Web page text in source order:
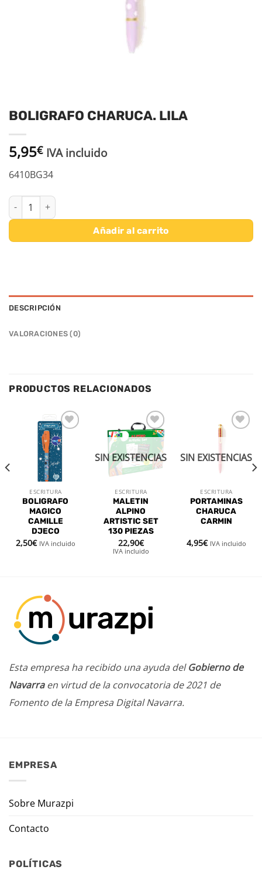
BOLIGRAFO CHARUCA. LILA
5,95€ IVA incluido
6410BG34
BOLIGRAFO CHARUCA. LILA cantidad
Añadir al carrito
DESCRIPCIÓN
VALORACIONES (0)
PRODUCTOS RELACIONADOS
Añadir
a la
lista de
deseos
ESCRITURA
BOLIGRAFO
MAGICO
CAMILLE
DJECO
2,50€ IVA incluido
Añadir
a la
lista de
deseos
SIN EXISTENCIAS
ESCRITURA
MALETIN
ALPINO
ARTISTIC SET
130 PIEZAS
22,90€
IVA incluido
Añadir
lista de
deseos
SIN EXISTENCIAS
ESCRITURA
PORTAMINAS
CHARUCA
CARMIN
4,95€ IVA incluido
Esta empresa ha recibido una ayuda delGobierno de
Navarraen virtud de la convocatoria de 2021 de
Fomento de la Empresa Digital Navarra.
EMPRESA
Sobre Murazpi
Contacto
POLÍTICAS